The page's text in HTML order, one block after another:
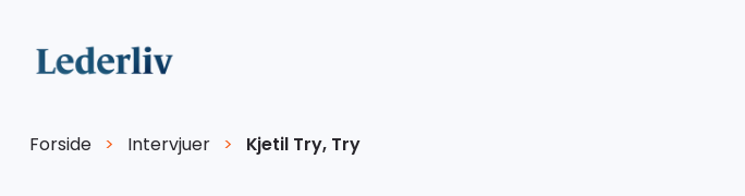
Forside > Intervjuer > Kjetil Try, Try